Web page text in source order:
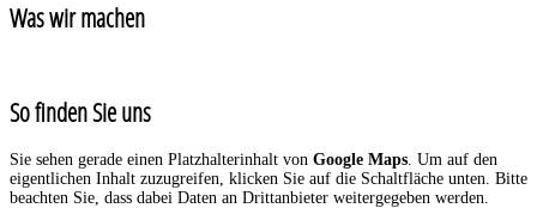
Was wir machen
So finden Sie uns
Sie sehen gerade einen Platzhalterinhalt von Google Maps . Um auf den
eigentlichen Inhalt zuzugreifen, klicken Sie auf die Schaltfläche unten. Bitte
beachten Sie, dass dabei Daten an Drittanbieter weitergegeben werden.